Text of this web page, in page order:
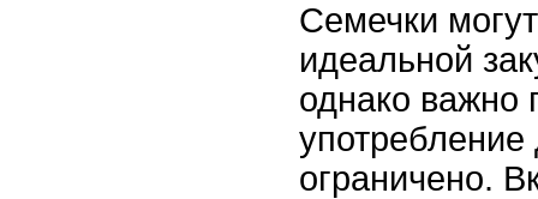
Семечки
идеальной
однако важно
ограничено.